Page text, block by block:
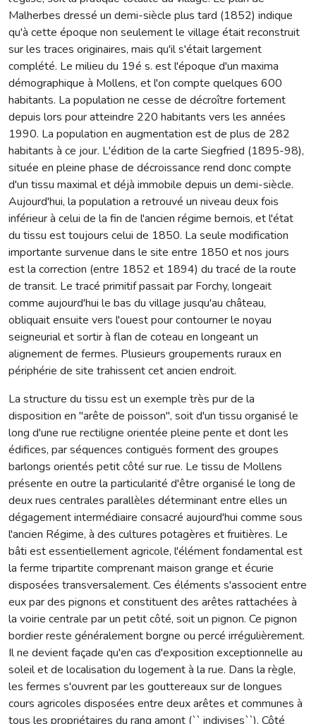
Malherbes dressé un demi-siècle plus tard (1852) indique
qu'à cette époque non seulement le village était reconstruit
sur les traces originaires, mais qu'il s'était largement
complété. Le milieu du 19é s. est l'époque d'un maxima
démographique à Mollens, et l'on compte quelques 600
habitants. La population ne cesse de décroître fortement
depuis lors pour atteindre 220 habitants vers les années
1990. La population en augmentation est de plus de 282
habitants à ce jour. L'édition de la carte Siegfried (1895-98),
située en pleine phase de décroissance rend donc compte
d'un tissu maximal et déjà immobile depuis un demi-siècle.
Aujourd'hui, la population a retrouvé un niveau deux fois
inférieur à celui de la fin de l'ancien régime bernois, et l'état
du tissu est toujours celui de 1850. La seule modification
importante survenue dans le site entre 1850 et nos jours
est la correction (entre 1852 et 1894) du tracé de la route
de transit. Le tracé primitif passait par Forchy, longeait
comme aujourd'hui le bas du village jusqu'au château,
obliquait ensuite vers l'ouest pour contourner le noyau
seigneurial et sortir à flan de coteau en longeant un
alignement de fermes. Plusieurs groupements ruraux en
périphérie de site trahissent cet ancien endroit.
La structure du tissu est un exemple très pur de la
disposition en "arête de poisson", soit d'un tissu organisé le
long d'une rue rectiligne orientée pleine pente et dont les
édifices, par séquences contiguës forment des groupes
barlongs orientés petit côté sur rue. Le tissu de Mollens
présente en outre la particularité d'être organisé le long de
deux rues centrales parallèles déterminant entre elles un
dégagement intermédiaire consacré aujourd'hui comme sous
l'ancien Régime, à des cultures potagères et fruitières. Le
bâti est essentiellement agricole, l'élément fondamental est
la ferme tripartite comprenant maison grange et écurie
disposées transversalement. Ces éléments s'associent entre
eux par des pignons et constituent des arêtes rattachées à
la voirie centrale par un petit côté, soit un pignon. Ce pignon
bordier reste généralement borgne ou percé irrégulièrement.
Il ne devient façade qu'en cas d'exposition exceptionnelle au
soleil et de localisation du logement à la rue. Dans la règle,
les fermes s'ouvrent par les gouttereaux sur de longues
cours agricoles disposées entre deux arêtes et communes à
tous les propriétaires du rang amont (`` indivises``). Côté